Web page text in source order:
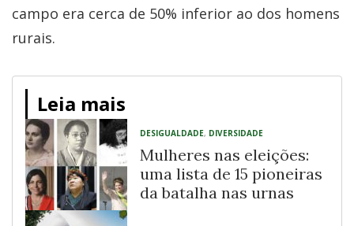
campo era cerca de 50% inferior ao dos homens
rurais.
Leia mais
DESIGUALDADE, DIVERSIDADE
Mulheres nas eleições:
uma lista de 15 pioneiras
da batalha nas urnas